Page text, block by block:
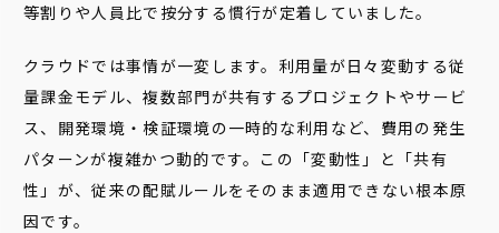
等割りや人員比で按分する慣行が定着していました。
クラウドでは事情が一変します。利用量が日々変動する従
量課金モデル、複数部門が共有するプロジェクトやサービ
ス、開発環境・検証環境の一時的な利用など、費用の発生
パターンが複雑かつ動的です。この「変動性」と「共有
性」が、従来の配賦ルールをそのまま適用できない根本原
因です。